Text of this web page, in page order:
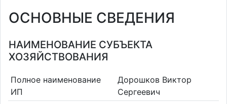
ОСНОВНЫЕ СВЕДЕНИЯ
НАИМЕНОВАНИЕ СУБЪЕКТА
ХОЗЯЙСТВОВАНИЯ
Полное наименование
ИП
Дорошков Виктор
Сергеевич